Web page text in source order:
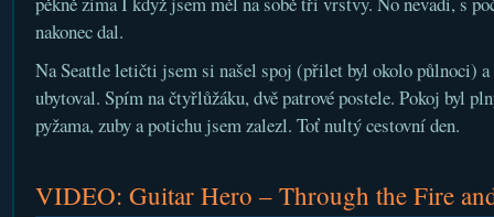
nakonec dal.
Na Seattle letičti jsem si našel spoj (přilet byl okolo půlnoci) a
ubytoval. Spím na čtyřlůžáku, dvě patrové postele. Pokoj byl
pyžama, zuby a potichu jsem zalezl. Toť nultý cestovní den.
VIDEO: Guitar Hero – Through the Fire